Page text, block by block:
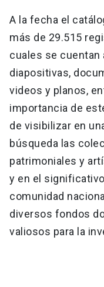
A la fecha el
más de 29.515
cuales se cuentan
diapositivas,
videos y planos,
importancia de
de visibilizar en
búsqueda las
patrimoniales y
y en el
comunidad
diversos fondos
valiosos para la